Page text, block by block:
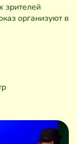
зрителей
организуют в